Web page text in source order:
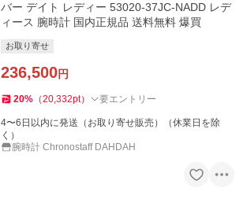
バー デイト レディー 53020-37JC-NADD レデ
ィース 腕時計 国内正規品 送料無料 爆買
お取り寄せ
236,500円
20% （20,332pt） 要エントリー
4〜6日以内に発送（お取り寄せ販売）（休業日を除
く）
腕時計 Chronostaff DAHDAH